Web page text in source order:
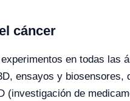
cáncer
en todas las
ensayos y biosensores,
(investigación de